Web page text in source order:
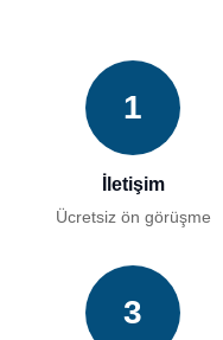
1
İletişim
Ücretsiz ön görüşme
3